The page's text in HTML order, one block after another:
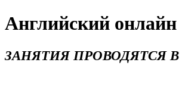
Английский онлайн
ЗАНЯТИЯ ПРОВОДЯТСЯ